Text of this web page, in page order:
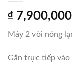
₫ 7,900,000
Máy 2 vòi nóng
Gắn trực tiếp